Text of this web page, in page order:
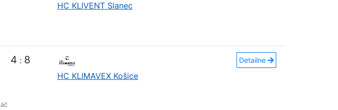
HC KLIVENT Slanec
4 : 8
HC KLIMAVEX Košice
Detailne